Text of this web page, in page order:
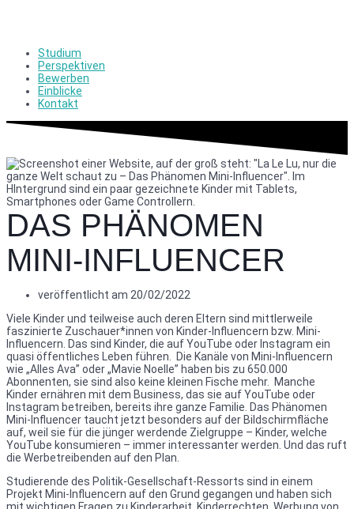
Studium
Perspektiven
Bewerben
Einblicke
Kontakt
DAS PHÄNOMEN
MINI-INFLUENCER
veröffentlicht am 20/02/2022
Viele Kinder und teilweise auch deren Eltern sind mittlerweile
faszinierte Zuschauer*innen von Kinder-Influencern bzw. Mini-
Influencern. Das sind Kinder, die auf YouTube oder Instagram ein
quasi öffentliches Leben führen. Die Kanäle von Mini-Influencern
wie „Alles Ava” oder „Mavie Noelle” haben bis zu 650.000
Abonnenten, sie sind also keine kleinen Fische mehr. Manche
Kinder ernähren mit dem Business, das sie auf YouTube oder
Instagram betreiben, bereits ihre ganze Familie. Das Phänomen
Mini-Influencer taucht jetzt besonders auf der Bildschirmfläche
auf, weil sie für die jünger werdende Zielgruppe – Kinder, welche
YouTube konsumieren – immer interessanter werden. Und das ruft
die Werbetreibenden auf den Plan.
Studierende des Politik-Gesellschaft-Ressorts sind in einem
Projekt Mini-Influencern auf den Grund gegangen und haben sich